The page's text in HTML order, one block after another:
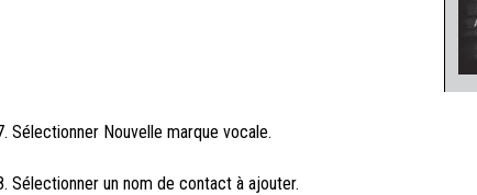
Sélectionner Nouvelle marque vocale.
Sélectionner un nom de contact à ajouter.